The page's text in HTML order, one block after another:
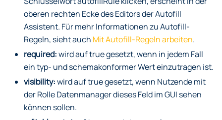
oberen rechten Ecke des Editors der Autofill
Assistent. Für mehr Informationen zu Autofill-
Regeln, sieht auch Mit Autofill-Regeln arbeiten.
required:wird auf true gesetzt, wenn in jedem Fall
ein typ- und schemakonformer Wert einzutragen ist.
visibility:wird auf true gesetzt, wenn Nutzende mit
der Rolle Datenmanager dieses Feld im GUI sehen
können sollen.